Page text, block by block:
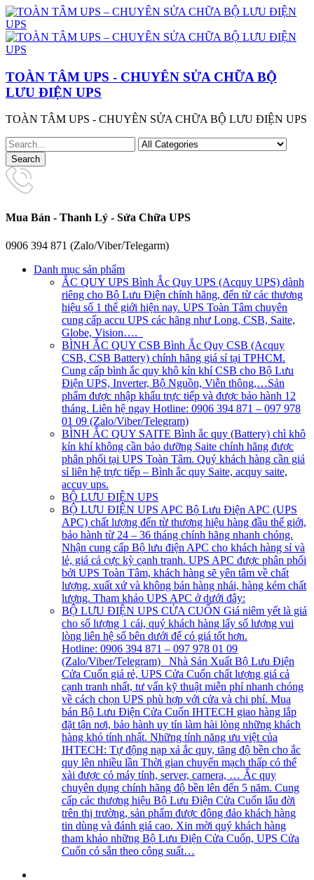
TOÀN TÂM UPS - CHUYÊN SỬA CHỮA BỘ
LƯU ĐIỆN UPS
TOÀN TÂM UPS - CHUYÊN SỬA CHỮA BỘ LƯU ĐIỆN UPS
Mua Bán - Thanh Lý - Sửa Chữa UPS
0906 394 871 (Zalo/Viber/Telegarm)
Danh mục sản phẩm
ẮC QUY UPS Bình Ắc Quy UPS (Acquy UPS) dành
riêng cho Bộ Lưu Điện chính hãng, đến từ các thương
hiệu số 1 thế giới hiện nay. UPS Toàn Tâm chuyên
cung cấp accu UPS các hãng như Long, CSB, Saite,
Globe, Vision….
BÌNH ẮC QUY CSB Bình Ắc Quy CSB (Acquy
CSB, CSB Battery) chính hãng giá sỉ tại TPHCM.
Cung cấp bình ắc quy khô kín khí CSB cho Bộ Lưu
Điện UPS, Inverter, Bộ Nguồn, Viễn thông,…Sản
phẩm được nhập khẩu trực tiếp và được bảo hành 12
tháng. Liên hệ ngay Hotline: 0906 394 871 – 097 978
01 09 (Zalo/Viber/Telegram)
BÌNH ẮC QUY SAITE Bình ắc quy (Battery) chì khô
kín khí không cần bảo dưỡng Saite chính hãng được
phân phối tại UPS Toàn Tâm. Quý khách hàng cần giá
sỉ liên hệ trực tiếp – Bình ắc quy Saite, acquy saite,
accuy ups.
BỘ LƯU ĐIỆN UPS
BỘ LƯU ĐIỆN UPS APC Bộ Lưu Điện APC (UPS
APC) chất lượng đến từ thương hiệu hàng đầu thế giới,
bảo hành từ 24 – 36 tháng chính hãng nhanh chóng.
Nhận cung cấp Bộ lưu điện APC cho khách hàng sỉ và
lẻ, giá cả cực kỳ cạnh tranh. UPS APC được phân phối
bởi UPS Toàn Tâm, khách hàng sẽ yên tâm về chất
lượng, xuất xứ và không bán hàng nhái, hàng kém chất
lượng. Tham khảo UPS APC ở dưới đây:
BỘ LƯU ĐIỆN UPS CỬA CUỐN Giá niêm yết là giá
cho số lượng 1 cái, quý khách hàng lấy số lượng vui
lòng liên hệ số bên dưới để có giá tốt hơn.
Hotline: 0906 394 871 – 097 978 01 09
(Zalo/Viber/Telegram) Nhà Sản Xuất Bộ Lưu Điện
Cửa Cuốn giá rẻ, UPS Cửa Cuốn chất lượng giá cả
cạnh tranh nhất, tư vấn kỹ thuật miễn phí nhanh chóng
về cách chọn UPS phù hợp với cửa và chi phí. Mua
bán Bộ Lưu Điện Cửa Cuốn IHTECH giao hàng lắp
đặt tận nơi, bảo hành uy tín làm hài lòng những khách
hàng khó tính nhất. Những tính năng ưu việt của
IHTECH: Tự động nạp xả ắc quy, tăng độ bền cho ắc
quy lên nhiều lần Thời gian chuyển mạch thấp có thể
xài được có máy tính, server, camera, … Ắc quy
chuyên dụng chính hãng độ bền lên đến 5 năm. Cung
cấp các thương hiệu Bộ Lưu Điện Cửa Cuốn lâu đời
trên thị trường, sản phẩm được đông đảo khách hàng
tin dùng và đánh giá cao. Xin mời quý khách hàng
tham khảo những Bộ Lưu Điện Cửa Cuốn, UPS Cửa
Cuốn có sẵn theo công suất…